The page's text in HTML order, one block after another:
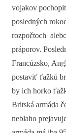
vojakov
posledných
rozpočtoch
práporov.
Francúzsko,
postaviť ťažkú
by ich horko
Britská armáda
neblaho